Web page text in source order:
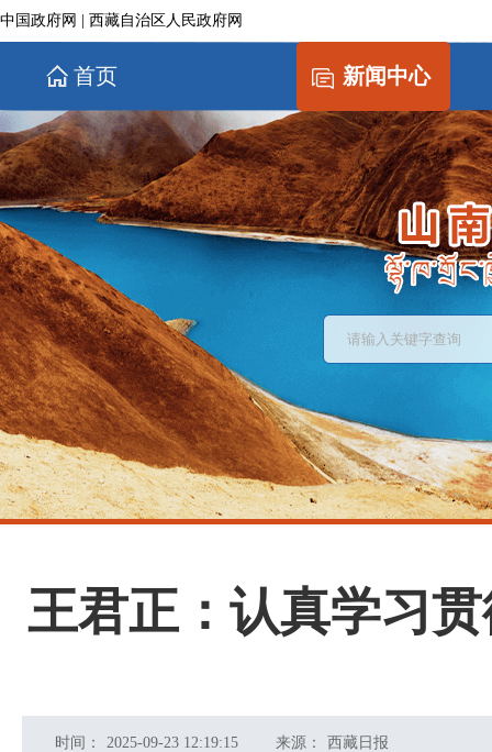
中国政府网 西藏自治区人民政府网
首页 新闻中心
王君正：认真学习
时间： 2025-09-23 12:19:15 来源： 西藏日报